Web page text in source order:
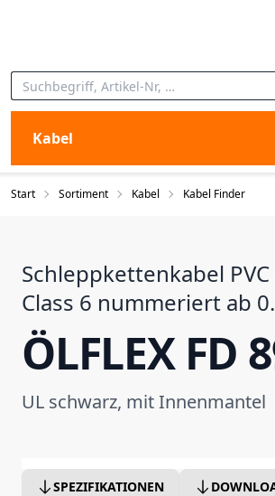
Kabel
Start Sortiment Kabel Kabel Finder
Schleppkettenkabel
Class 6 nummeriert ab
ÖLFLEX FD
UL schwarz, mit Innenmantel
SPEZIFIKATIONEN